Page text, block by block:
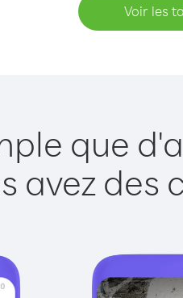
Voir les
que
avez des